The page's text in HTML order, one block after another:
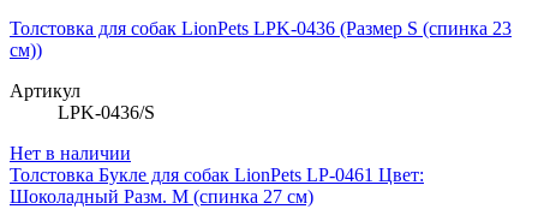
Толстовка для собак LionPets LPK-0436 (Размер S (спинка 23
см))
Артикул
LPK-0436/S
Нет в наличии
Толстовка Букле для собак LionPets LP-0461 Цвет:
Шоколадный Разм. M (спинка 27 см)